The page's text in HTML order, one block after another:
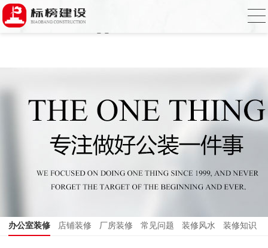
哈密瓜视频,哈密瓜视频app,哈密瓜视频下
载,哈密瓜视频app下载安装
办公室装修 店铺装修 厂房装修 常见问题 装修风水 装修知识